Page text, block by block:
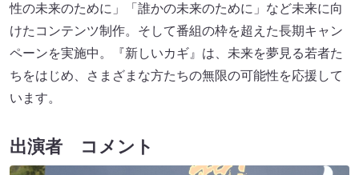
性の未来のために」「誰かの未来のために」など未来に向
けたコンテンツ制作。そして番組の枠を超えた長期キャン
ペーンを実施中。『新しいカギ』は、未来を夢見る若者た
ちをはじめ、さまざまな方たちの無限の可能性を応援して
います。
出演者 コメント